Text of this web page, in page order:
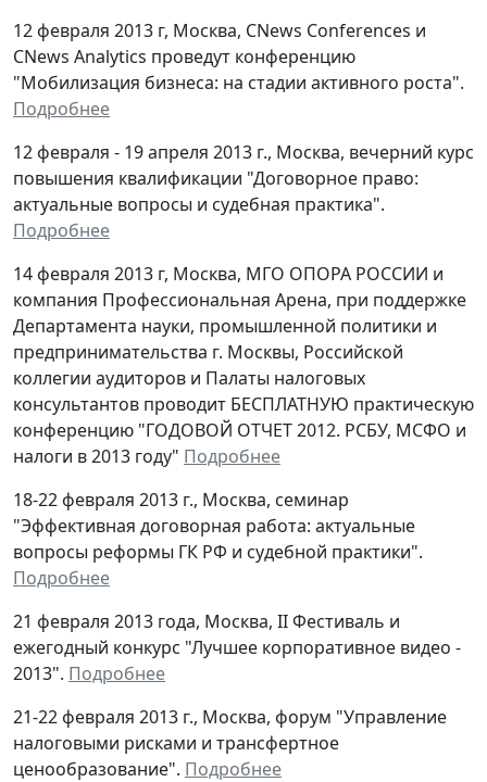
12 февраля 2013 г, Москва, CNews Conferences и
CNews Analytics проведут конференцию
"Мобилизация бизнеса: на стадии активного роста".
Подробнее
12 февраля - 19 апреля 2013 г., Москва, вечерний курс
повышения квалификации "Договорное право:
актуальные вопросы и судебная практика".
Подробнее
14 февраля 2013 г, Москва, МГО ОПОРА РОССИИ и
компания Профессиональная Арена, при поддержке
Департамента науки, промышленной политики и
предпринимательства г. Москвы, Российской
коллегии аудиторов и Палаты налоговых
консультантов проводит БЕСПЛАТНУЮ практическую
конференцию "ГОДОВОЙ ОТЧЕТ 2012. РСБУ, МСФО и
налоги в 2013 году" Подробнее
18-22 февраля 2013 г., Москва, семинар
"Эффективная договорная работа: актуальные
вопросы реформы ГК РФ и судебной практики".
Подробнее
21 февраля 2013 года, Москва, II Фестиваль и
ежегодный конкурс "Лучшее корпоративное видео -
2013". Подробнее
21-22 февраля 2013 г., Москва, форум "Управление
налоговыми рисками и трансфертное
ценообразование". Подробнее